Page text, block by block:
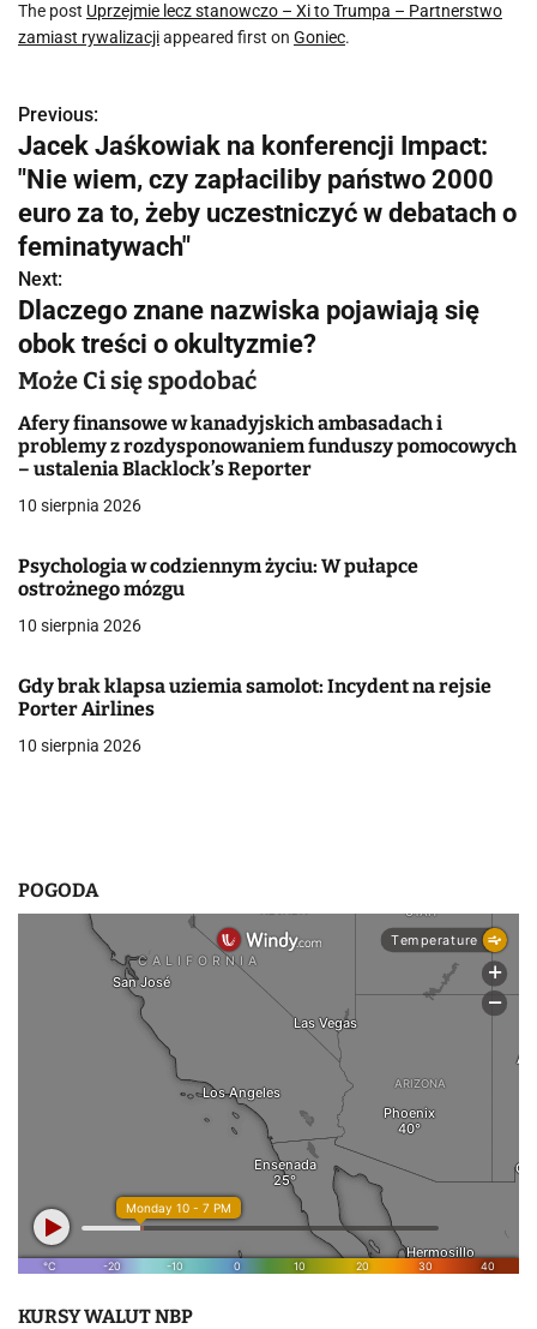
The post Uprzejmie lecz stanowczo – Xi to Trumpa – Partnerstwo
zamiast rywalizacjiappeared first on Goniec.
N
a
w
i
g
a
c
j
p
i
u
Previous:
Jacek Jaśkowiak na konferencji Impact:
"Nie wiem, czy zapłaciliby państwo 2000
euro za to, żeby uczestniczyć w debatach o
feminatywach"
Next:
Dlaczego znane nazwiska pojawiają się
obok treści o okultyzmie?
Może Ci się spodobać
Afery finansowe w kanadyjskich ambasadach i
problemy z rozdysponowaniem funduszy pomocowych
– ustalenia Blacklock’s Reporter
10 sierpnia 2026
Psychologia w codziennym życiu: W pułapce
ostrożnego mózgu
10 sierpnia 2026
Gdy brak klapsa uziemia samolot: Incydent na rejsie
Porter Airlines
10 sierpnia 2026
POGODA
KURSY WALUT NBP